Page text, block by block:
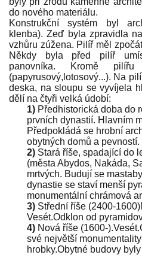
do nového materiálu.
Konstrukční systém byl
klenba). Zeď byla zpravidla
vzhůru zúžena. Pilíř měl
Někdy byla před pilíř
panovníka. Kromě
(papyrusový,lotosový...). Na
deska, na sloupu se vyvíjela
dělí na čtyři velká údobí:
1) Předhistorická doba do
prvních dynastií. Hlavním
Předpokládá se hrobní
obytných domů a pevností.
2) Stará říše, spadající do
(města Abydos, Nakáda,
mrtvých. Budují se
dynastie se staví menší
monumentální chrámová
3) Střední říše (2400-
Vesét.Odklon od
4) Nová říše (1600-
své největší
hrobky.Obytné budovy